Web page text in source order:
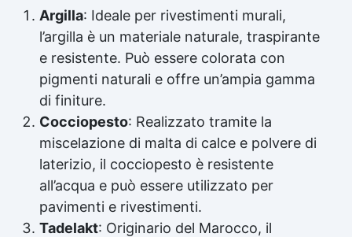
Argilla: Ideale per rivestimenti murali,
l’argilla è un materiale naturale, traspirante
e resistente. Può essere colorata con
pigmenti naturali e offre un’ampia gamma
di finiture.
Cocciopesto: Realizzato tramite la
miscelazione di malta di calce e polvere di
laterizio, il cocciopesto è resistente
all’acqua e può essere utilizzato per
pavimenti e rivestimenti.
Tadelakt: Originario del Marocco, il